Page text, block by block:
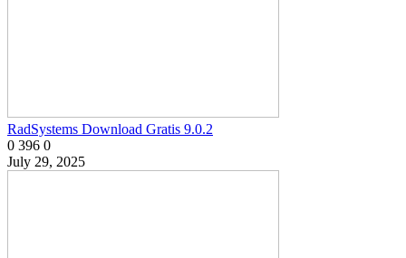
RadSystems Download Gratis 9.0.2
0 396 0
July 29, 2025